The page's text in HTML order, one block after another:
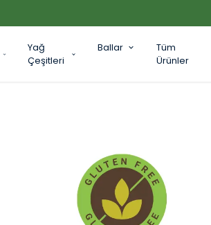
Yağ
Çeşitleri
Ballar
Tüm
Ürünler